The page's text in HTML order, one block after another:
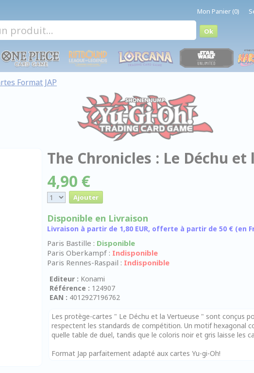
Mon Panier (0)
Format JAP
The Chronicles : Le Déchu
4,90 €
Disponible en Livraison
Livraison à partir de 1,80 EUR, offerte à partir de 50 € (en
Paris Bastille : Disponible
Paris Oberkampf : Indisponible
Paris Rennes-Raspail : Indisponible
Editeur : Konami
Référence : 124907
EAN : 4012927196762
Les protège-cartes " Le Déchu et la Vertueuse " sont conçus
respectent les standards de compétition. Un motif hexagonal
quelle table de duel, tandis que le coloris noir et gris laisse les
Format Jap parfaitement adapté aux cartes Yu-gi-Oh!